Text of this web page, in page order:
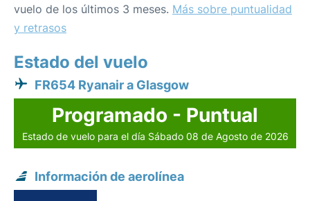
vuelo de los últimos 3 meses. Más sobre puntualidad
y retrasos
Estado del vuelo
FR654 Ryanair a Glasgow
Programado - Puntual
Estado de vuelo para el día Sábado 08 de Agosto de 2026
Información de aerolínea